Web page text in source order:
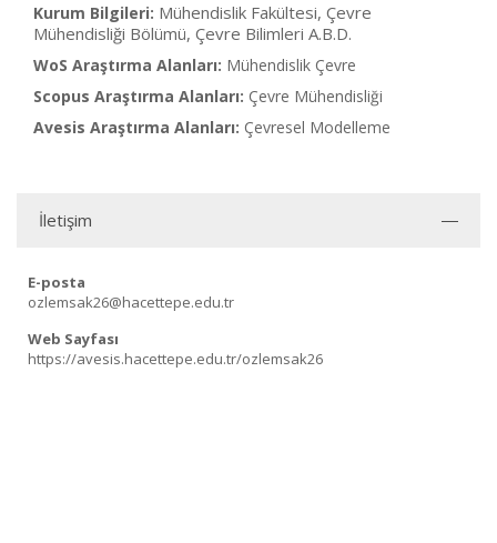
Kurum Bilgileri: Mühendislik Fakültesi, Çevre
Mühendisliği Bölümü, Çevre Bilimleri A.B.D.
WoS Araştırma Alanları: Mühendislik Çevre
Scopus Araştırma Alanları: Çevre Mühendisliği
Avesis Araştırma Alanları: Çevresel Modelleme
İletişim
E-posta
ozlemsak26@hacettepe.edu.tr
Web Sayfası
https://avesis.hacettepe.edu.tr/ozlemsak26